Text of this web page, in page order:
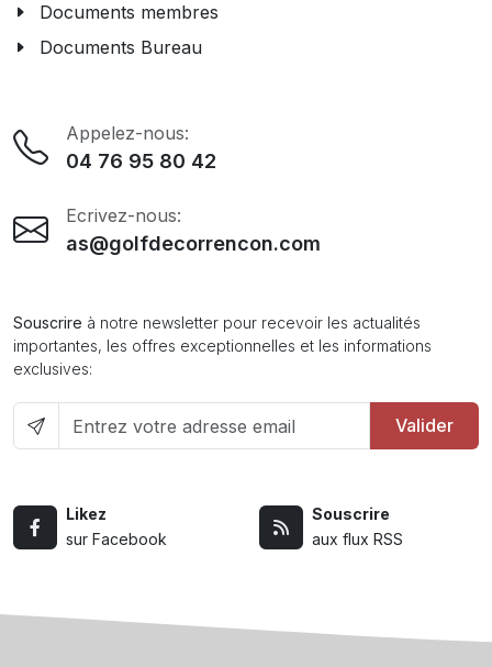
Documents membres
Documents Bureau
Appelez-nous:
04 76 95 80 42
Ecrivez-nous:
as@golfdecorrencon.com
Souscrire à notre newsletter pour recevoir les actualités
importantes, les offres exceptionnelles et les informations
exclusives:
Valider
Likez
sur Facebook
Souscrire
aux flux RSS